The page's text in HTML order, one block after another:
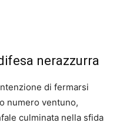
nerazzurra
di fermarsi
numero ventuno,
culminata nella sfida